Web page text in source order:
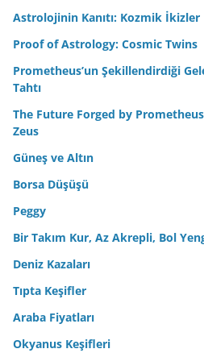
Astrolojinin Kanıtı: Kozmik İkizler
Proof of Astrology: Cosmic Twins
Prometheus’un Şekillendirdiği
Tahtı
The Future Forged by
Zeus
Güneş ve Altın
Borsa Düşüşü
Peggy
Bir Takım Kur, Az Akrepli, Bol
Deniz Kazaları
Tıpta Keşifler
Araba Fiyatları
Okyanus Keşifleri